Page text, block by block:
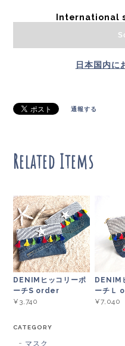
International
日本国内に
通報する
Related Items
DENIMヒッコリーポ
ーチS order
¥3,740
DENIM
ーチＬ
¥7,040
CATEGORY
マスク